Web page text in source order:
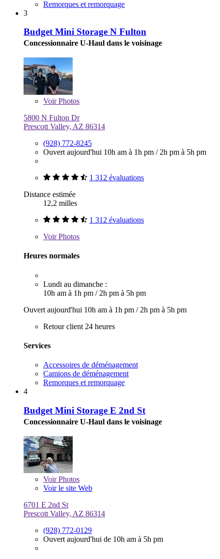
Remorques et remorquage
3
Budget Mini Storage N Fulton
Concessionnaire U-Haul dans le voisinage
VoirPhotos
5800 N Fulton Dr
Prescott Valley, AZ 86314
(928) 772-8245
Ouvert aujourd'hui 10h am à 1h pm / 2h pm à 5h pm
1 312 évaluations
Distance estimée
12,2 milles
1 312 évaluations
VoirPhotos
Heures normales
Lundi au dimanche :
10h am à 1h pm / 2h pm à 5h pm
Ouvert aujourd'hui 10h am à 1h pm / 2h pm à 5h pm
Retour client 24 heures
Services
Accessoires de déménagement
Camions de déménagement
Remorques et remorquage
4
Budget Mini Storage E 2nd St
Concessionnaire U-Haul dans le voisinage
VoirPhotos
Voir le site Web
6701 E 2nd St
Prescott Valley, AZ 86314
(928) 772-0129
Ouvert aujourd'hui de 10h am à 5h pm